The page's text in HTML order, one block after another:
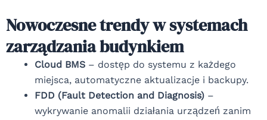
Nowoczesne trendy w systemach
zarządzania budynkiem
Cloud BMS – dostęp do systemu z każdego
miejsca, automatyczne aktualizacje i backupy.
FDD (Fault Detection and Diagnosis) –
wykrywanie anomalii działania urządzeń zanim